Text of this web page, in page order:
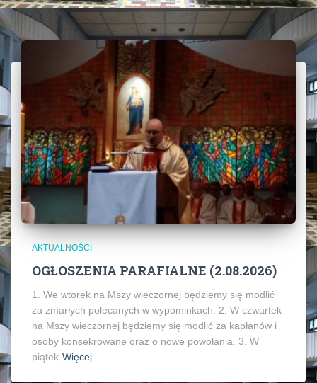
AKTUALNOŚCI
OGŁOSZENIA PARAFIALNE (2.08.2026)
1. We wtorek na Mszy wieczornej będziemy się modlić
za zmarłych polecanych w wypominkach. 2. W czwartek
na Mszy wieczornej będziemy się modlić za kapłanów i
osoby konsekrowane oraz o nowe powołania. 3. W
piątek Więcej…